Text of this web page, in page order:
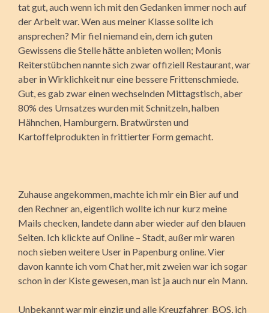
tat gut, auch wenn ich mit den Gedanken immer noch auf
der Arbeit war. Wen aus meiner Klasse sollte ich
ansprechen? Mir fiel niemand ein, dem ich guten
Gewissens die Stelle hätte anbieten wollen; Monis
Reiterstübchen nannte sich zwar offiziell Restaurant, war
aber in Wirklichkeit nur eine bessere Frittenschmiede.
Gut, es gab zwar einen wechselnden Mittagstisch, aber
80% des Umsatzes wurden mit Schnitzeln, halben
Hähnchen, Hamburgern. Bratwürsten und
Kartoffelprodukten in frittierter Form gemacht.
Zuhause angekommen, machte ich mir ein Bier auf und
den Rechner an, eigentlich wollte ich nur kurz meine
Mails checken, landete dann aber wieder auf den blauen
Seiten. Ich klickte auf Online – Stadt, außer mir waren
noch sieben weitere User in Papenburg online. Vier
davon kannte ich vom Chat her, mit zweien war ich sogar
schon in der Kiste gewesen, man ist ja auch nur ein Mann.
Unbekannt war mir einzig und alle Kreuzfahrer_BOS, ich